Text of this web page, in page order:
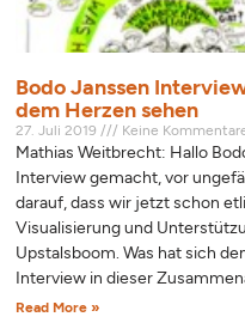
Bodo Janssen
dem Herzen sehen
27. Juli 2019 Keine
Mathias Weitbrecht: Hallo
Interview gemacht, vor
darauf, dass wir jetzt schon
Visualisierung und
Upstalsboom. Was hat sich
Interview in dieser
Read More »